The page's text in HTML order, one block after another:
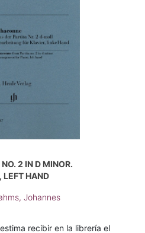
2 IN D MINOR.
LEFT HAND
Johannes
recibir en la librería el